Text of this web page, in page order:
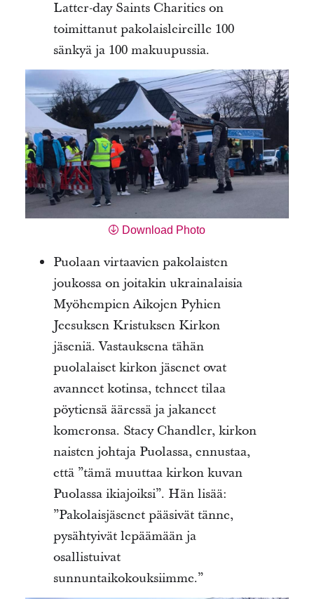
Latter-day Saints Charities on
toimittanut pakolaisleireille 100
sänkyä ja 100 makuupussia.
Download Photo
Puolaan virtaavien pakolaisten
joukossa on joitakin ukrainalaisia
Myöhempien Aikojen Pyhien
Jeesuksen Kristuksen Kirkon
jäseniä. Vastauksena tähän
puolalaiset kirkon jäsenet ovat
avanneet kotinsa, tehneet tilaa
pöytiensä ääressä ja jakaneet
komeronsa. Stacy Chandler, kirkon
naisten johtaja Puolassa, ennustaa,
että ”tämä muuttaa kirkon kuvan
Puolassa ikiajoiksi”. Hän lisää:
”Pakolaisjäsenet pääsivät tänne,
pysähtyivät lepäämään ja
osallistuivat
sunnuntaikokouksiimme.”